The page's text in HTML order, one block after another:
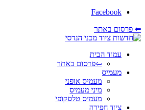
Facebook
⬅ פרסום באתר
עמוד הבית
⇦פרסום באתר
מעמיס
מעמיס אופני
מיני מעמיס
מעמיס טלסקופי
ציוד חפירה